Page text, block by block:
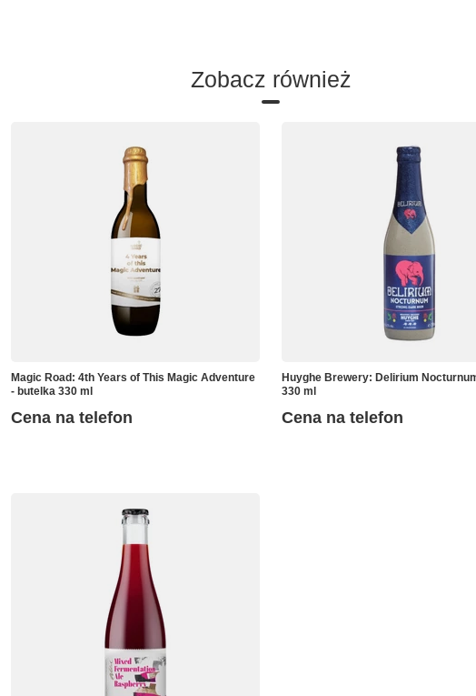
Zobacz również
Magic Road: 4th Years of This Magic Adventure
- butelka 330 ml
Cena na telefon
Huyghe Brewery: Delirium
330 ml
Cena na telefon